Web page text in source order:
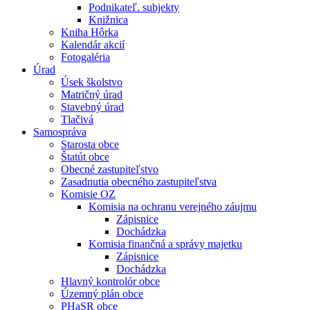
Podnikateľ. subjekty
Knižnica
Kniha Hôrka
Kalendár akcií
Fotogaléria
Úrad
Úsek školstvo
Matričný úrad
Stavebný úrad
Tlačivá
Samospráva
Starosta obce
Štatút obce
Obecné zastupiteľstvo
Zasadnutia obecného zastupiteľstva
Komisie OZ
Komisia na ochranu verejného záujmu
Zápisnice
Dochádzka
Komisia finančná a správy majetku
Zápisnice
Dochádzka
Hlavný kontrolór obce
Územný plán obce
PHaSR obce